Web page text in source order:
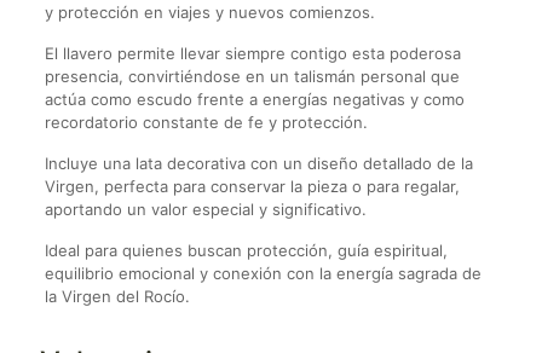
y protección en viajes y nuevos comienzos.
El llavero permite llevar siempre contigo esta poderosa
presencia, convirtiéndose en un talismán personal que
actúa como escudo frente a energías negativas y como
recordatorio constante de fe y protección.
Incluye una lata decorativa con un diseño detallado de la
Virgen, perfecta para conservar la pieza o para regalar,
aportando un valor especial y significativo.
Ideal para quienes buscan protección, guía espiritual,
equilibrio emocional y conexión con la energía sagrada de
la Virgen del Rocío.